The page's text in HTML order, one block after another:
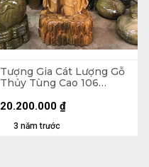
Tượng Gia Cát Lượng Gỗ
Thủy Tùng Cao 106
3 năm trước
20.200.000 ₫